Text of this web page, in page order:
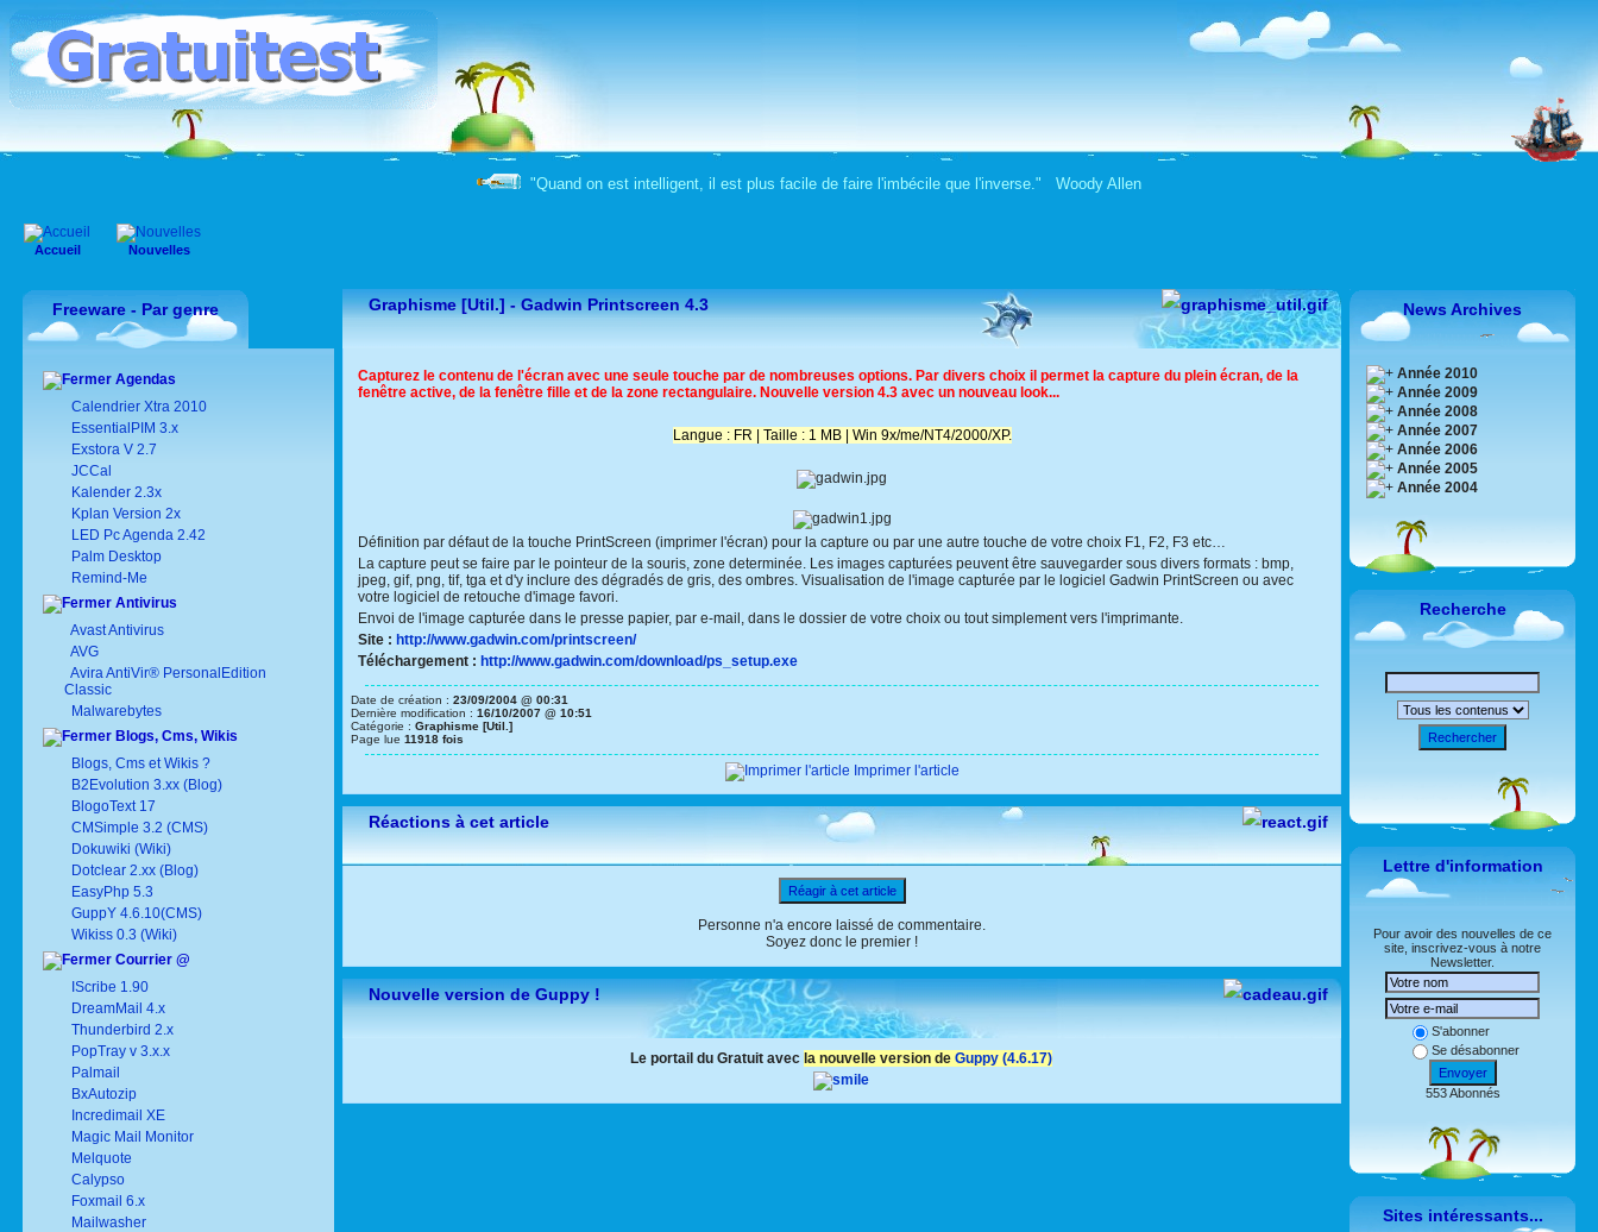
"Quand on est intelligent, il est plus facile de faire l'imbécile que l'inverse." Woody Allen
Accueil Nouvelles
Freeware - Par genre
Agendas
Calendrier Xtra 2010
EssentialPIM 3.x
Exstora V 2.7
JCCal
Kalender 2.3x
Kplan Version 2x
LED Pc Agenda 2.42
Palm Desktop
Remind-Me
Antivirus
Avast Antivirus
AVG
Avira AntiVir® PersonalEdition
Classic
Malwarebytes
Blogs, Cms, Wikis
Blogs, Cms et Wikis ?
B2Evolution 3.xx (Blog)
BlogoText 17
CMSimple 3.2 (CMS)
Dokuwiki (Wiki)
Dotclear 2.xx (Blog)
EasyPhp 5.3
GuppY 4.6.10(CMS)
Wikiss 0.3 (Wiki)
Courrier @
IScribe 1.90
DreamMail 4.x
Thunderbird 2.x
PopTray v 3.x.x
Palmail
BxAutozip
Incredimail XE
Magic Mail Monitor
Melquote
Calypso
Foxmail 6.x
Mailwasher
Graphisme [Util.] -Gadwin Printscreen 4.3
Capturez le contenu de l'écran avec une seule touche par de nombreuses options. Par divers choix il permet la capture du plein écran, de la
fenêtre active, de la fenêtre fille et de la zone rectangulaire. Nouvelle version 4.3 avec un nouveau look...
Langue : FR | Taille : 1 MB | Win 9x/me/NT4/2000/XP.
Définition par défaut de la touche PrintScreen (imprimer l'écran) pour la capture ou par une autre touche de votre choix F1, F2, F3 etc…
La capture peut se faire par le pointeur de la souris, zone determinée. Les images capturées peuvent être sauvegarder sous divers formats : bmp,
jpeg, gif, png, tif, tga et d'y inclure des dégradés de gris, des ombres. Visualisation de l'image capturée par le logiciel Gadwin PrintScreen ou avec
votre logiciel de retouche d'image favori.
Envoi de l'image capturée dans le presse papier, par e-mail, dans le dossier de votre choix ou tout simplement vers l'imprimante.
Site : http://www.gadwin.com/printscreen/
Téléchargement : http://www.gadwin.com/download/ps_setup.exe
Date de création : 23/09/2004 @ 00:31
Dernière modification : 16/10/2007 @ 10:51
Catégorie : Graphisme [Util.]
Page lue 11918 fois
Imprimer l'article
Réactions à cet article
Réagir à cet article
Personne n'a encore laissé de commentaire.
Soyez donc le premier !
Nouvelle version de Guppy !
Le portail du Gratuit avec la nouvelle version de Guppy (4.6.17)
News Archives
Année 2010
Année 2009
Année 2008
Année 2007
Année 2006
Année 2005
Année 2004
Recherche
Rechercher
Lettre d'information
Pour avoir des nouvelles de ce
site, inscrivez-vous à notre
Newsletter.
S'abonner
Se désabonner
Envoyer
553 Abonnés
Sites intéressants...